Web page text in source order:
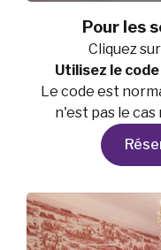
Pour les
Cliquez
Utilisez le
Le code est
n'est pas le